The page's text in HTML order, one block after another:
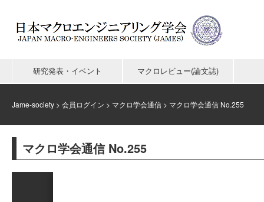
研究発表・イベント マクロレビュー(論文誌)
Jame-society > 会員ログイン > マクロ学会通信 > マクロ学会通信 No.255
マクロ学会通信 No.255